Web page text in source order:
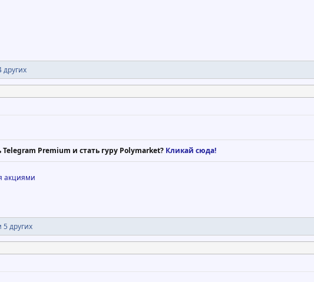
других
Premium и стать гуру Polymarket? Кликай сюда!
акциями
5 других